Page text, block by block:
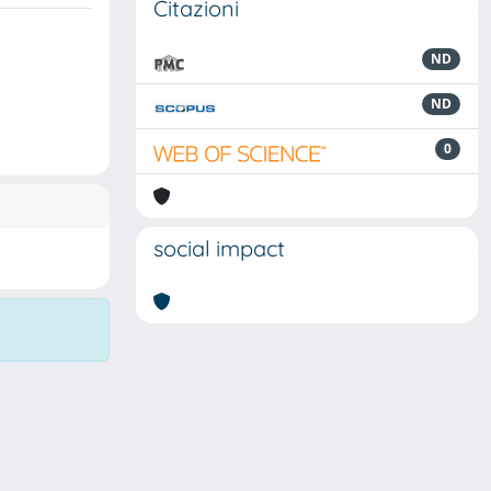
Citazioni
ND
ND
0
social impact